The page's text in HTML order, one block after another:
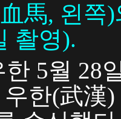
馬, 왼쪽
촬영).
5월 28
우한(武漢